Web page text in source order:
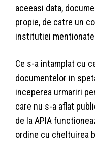
aceeasi data,
propie, de catre un
institutiei
Ce s-a intamplat cu
documentelor in
inceperea urmariri
care nu s-a aflat
de la APIA
ordine cu cheltuirea